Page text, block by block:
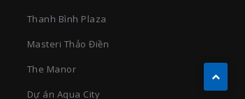
Thanh Bình Plaza
Masteri Thảo Điền
The Manor
Dự án Aqua City